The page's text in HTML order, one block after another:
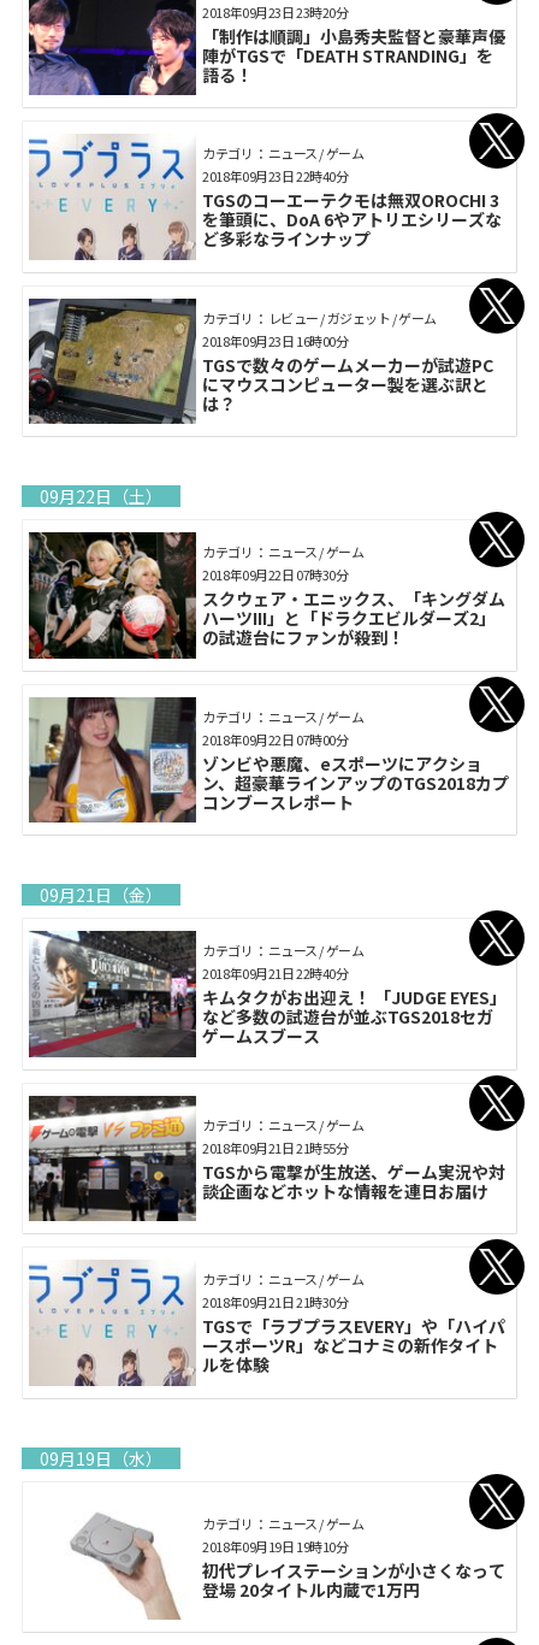
「制作は順調」小島秀夫監督と豪華声優
陣がTGSで「DEATH STRANDING」を
語る！
2018年09月23日 23時20分
カテゴリ： ニュース / ゲーム
TGSのコーエーテクモは無双OROCHI 3
を筆頭に、DoA 6やアトリエシリーズな
ど多彩なラインナップ
2018年09月23日 22時40分
カテゴリ： レビュー / ガジェット / ゲーム
TGSで数々のゲームメーカーが試遊PC
にマウスコンピューター製を選ぶ訳と
は？
2018年09月23日 16時00分
09月22日（土）
カテゴリ： ニュース / ゲーム
スクウェア・エニックス、「キングダム
ハーツIII」と「ドラクエビルダーズ2」
の試遊台にファンが殺到！
2018年09月22日 07時30分
カテゴリ： ニュース / ゲーム
ゾンビや悪魔、eスポーツにアクショ
ン、超豪華ラインアップのTGS2018カプ
コンブースレポート
2018年09月22日 07時00分
09月21日（金）
カテゴリ： ニュース / ゲーム
キムタクがお出迎え！ 「JUDGE EYES」
など多数の試遊台が並ぶTGS2018セガ
ゲームスブース
2018年09月21日 22時40分
カテゴリ： ニュース / ゲーム
TGSから電撃が生放送、ゲーム実況や対
談企画などホットな情報を連日お届け
2018年09月21日 21時55分
カテゴリ： ニュース / ゲーム
TGSで「ラブプラスEVERY」や「ハイパ
ースポーツR」などコナミの新作タイト
ルを体験
2018年09月21日 21時30分
09月19日（水）
カテゴリ： ニュース / ゲーム
初代プレイステーションが小さくなって
登場 20タイトル内蔵で1万円
2018年09月19日 19時10分